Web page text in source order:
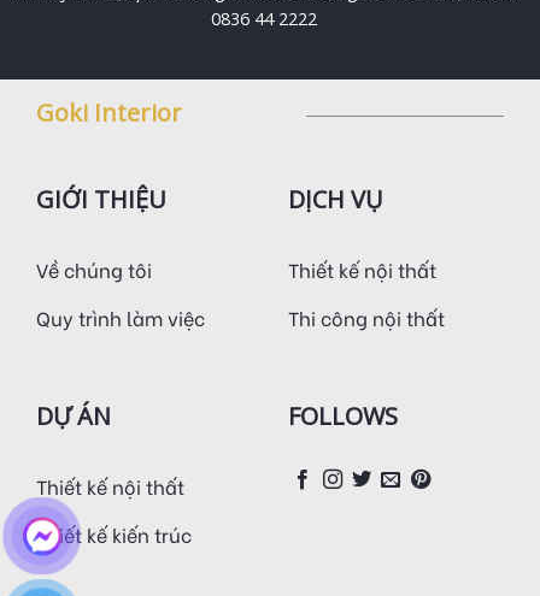
0836 44 2222
Goki Interior
GIỚI THIỆU
Về chúng tôi
Quy trình làm việc
DỊCH VỤ
Thiết kế nội thất
Thi công nội thất
DỰ ÁN
Thiết kế nội thất
Thiết kế kiến trúc
FOLLOWS